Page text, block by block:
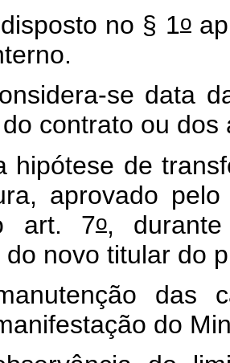
no § 1o
se data
contrato ou
de
aprovado
art. 7o,
do novo titular do
das
do